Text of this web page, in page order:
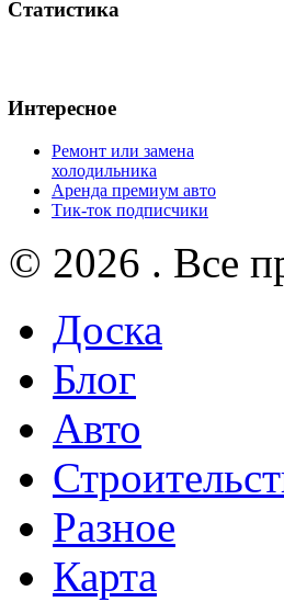
Статистика
Интересное
Ремонт или замена
холодильника
Аренда премиум авто
Тик-ток подписчики
© 2026 . Все
Доска
Блог
Авто
Разное
Карта